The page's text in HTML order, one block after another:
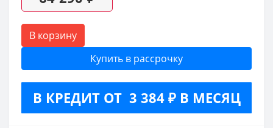
В корзину
Купить в рассрочку
В КРЕДИТ ОТ 3 384 ₽ В МЕСЯЦ